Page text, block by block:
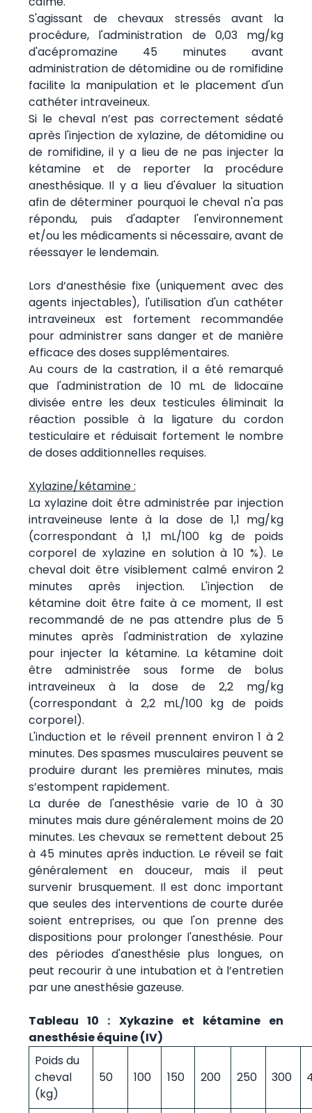
S'agissant de chevaux stressés avant la
procédure, l'administration de 0,03 mg/kg
d'acépromazine 45 minutes avant
administration de détomidine ou de romifidine
facilite la manipulation et le placement d'un
cathéter intraveineux.
Si le cheval n’est pas correctement sédaté
après l'injection de xylazine, de détomidine ou
de romifidine, il y a lieu de ne pas injecter la
kétamine et de reporter la procédure
anesthésique. Il y a lieu d'évaluer la situation
afin de déterminer pourquoi le cheval n'a pas
répondu, puis d'adapter l'environnement
et/ou les médicaments si nécessaire, avant de
réessayer le lendemain.
Lors d’anesthésie fixe (uniquement avec des
agents injectables), l'utilisation d'un cathéter
intraveineux est fortement recommandée
pour administrer sans danger et de manière
efficace des doses supplémentaires.
Au cours de la castration, il a été remarqué
que l'administration de 10 mL de lidocaïne
divisée entre les deux testicules éliminait la
réaction possible à la ligature du cordon
testiculaire et réduisait fortement le nombre
de doses additionnelles requises.
Xylazine/kétamine :
La xylazine doit être administrée par injection
intraveineuse lente à la dose de 1,1 mg/kg
(correspondant à 1,1 mL/100 kg de poids
corporel de xylazine en solution à 10 %). Le
cheval doit être visiblement calmé environ 2
minutes après injection. L'injection de
kétamine doit être faite à ce moment, Il est
recommandé de ne pas attendre plus de 5
minutes après l'administration de xylazine
pour injecter la kétamine. La kétamine doit
être administrée sous forme de bolus
intraveineux à la dose de 2,2 mg/kg
(correspondant à 2,2 mL/100 kg de poids
corporel).
L'induction et le réveil prennent environ 1 à 2
minutes. Des spasmes musculaires peuvent se
produire durant les premières minutes, mais
s’estompent rapidement.
La durée de l'anesthésie varie de 10 à 30
minutes mais dure généralement moins de 20
minutes. Les chevaux se remettent debout 25
à 45 minutes après induction. Le réveil se fait
généralement en douceur, mais il peut
survenir brusquement. Il est donc important
que seules des interventions de courte durée
soient entreprises, ou que l'on prenne des
dispositions pour prolonger l'anesthésie. Pour
des périodes d'anesthésie plus longues, on
peut recourir à une intubation et à l’entretien
par une anesthésie gazeuse.
Tableau 10 : Xykazine et kétamine en
anesthésie équine (IV)
Poids du
cheval
(kg)
50 100 150 200 250 300